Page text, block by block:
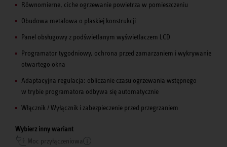
Równomierne, ciche ogrzewanie powietrza w pomieszczeniu
Obudowa metalowa o płaskiej konstrukcji
Panel obsługowy z podświetlanym wyświetlaczem LCD
Programator tygodniowy, ochrona przed zamarzaniem i wykrywanie
otwartego okna
Adaptacyjna regulacja: obliczanie czasu ogrzewania wstępnego
w trybie programatora odbywa się automatycznie
Włącznik / Wyłącznik i zabezpieczenie przed przegrzaniem
Wybierz inny wariant
Moc przyłączeniowa